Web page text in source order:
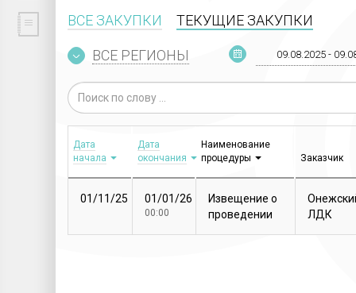
ВСЕ ЗАКУПКИ ТЕКУЩИЕ ЗАКУПКИ
ВСЕ РЕГИОНЫ
Дата
начала
Дата
окончания
Наименование
процедуры
Заказчик
01/11/25 01/01/26
00:00
Извещение о
проведении
ЛДК